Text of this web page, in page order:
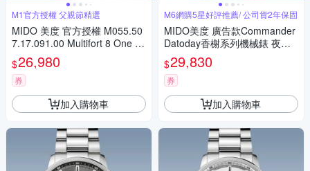
M1官方授權 父親節精選
MIDO 美度 官方授權 M055.50
7.17.091.00 Multifort 8 One Cr
own 先鋒系列 幾何八角機械錶
寵爸時刻 送禮推薦-午夜綠 M0
555071709100
$26,980
券
加入購物車
M6網購5星好評推薦/ 公司貨2年保固
MIDO美度 廣告款Commander
Datoday香榭系列機械錶 夜空
藍40㎜ M6(M0214301104100)
$29,830
券
加入購物車